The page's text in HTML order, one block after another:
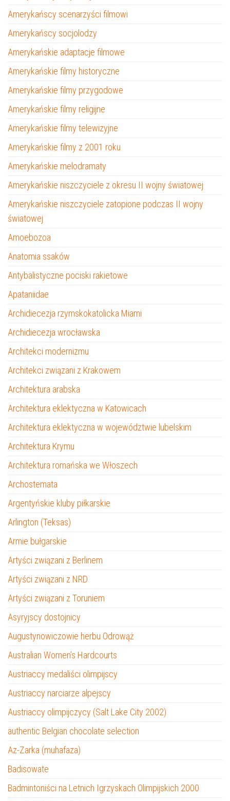
Amerykańscy scenarzyści filmowi
Amerykańscy socjolodzy
Amerykańskie adaptacje filmowe
Amerykańskie filmy historyczne
Amerykańskie filmy przygodowe
Amerykańskie filmy religijne
Amerykańskie filmy telewizyjne
Amerykańskie filmy z 2001 roku
Amerykańskie melodramaty
Amerykańskie niszczyciele z okresu II wojny światowej
Amerykańskie niszczyciele zatopione podczas II wojny
światowej
Amoebozoa
Anatomia ssaków
Antybalistyczne pociski rakietowe
Apataniidae
Archidiecezja rzymskokatolicka Miami
Archidiecezja wrocławska
Architekci modernizmu
Architekci związani z Krakowem
Architektura arabska
Architektura eklektyczna w Katowicach
Architektura eklektyczna w województwie lubelskim
Architektura Krymu
Architektura romańska we Włoszech
Archostemata
Argentyńskie kluby piłkarskie
Arlington (Teksas)
Armie bułgarskie
Artyści związani z Berlinem
Artyści związani z NRD
Artyści związani z Toruniem
Asyryjscy dostojnicy
Augustynowiczowie herbu Odrowąż
Australian Women’s Hardcourts
Austriaccy medaliści olimpijscy
Austriaccy narciarze alpejscy
Austriaccy olimpijczycy (Salt Lake City 2002)
authentic Belgian chocolate selection
Az-Zarka (muhafaza)
Badisowate
Badmintoniści na Letnich Igrzyskach Olimpijskich 2000